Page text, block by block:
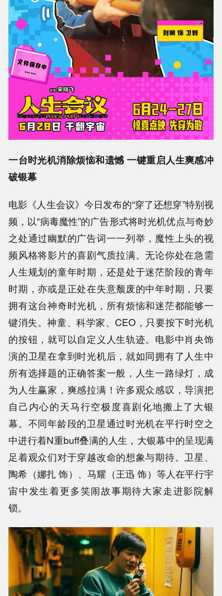
一台时光机消除烦恼和遗憾 一键重启人生爽感冲
破银幕
电影《人生会议》今日发布的“穿了还想穿”特别视
频，以“病毒魔性”的广告形式将时光机优点与奇妙
之处通过幽默的广告词一一列举，魔性上头的视
频风格将影片的喜剧气质拉满。无论你处在急需
人生规划的童年时期，还是处于迷茫阶段的青年
时期，亦或是正处在失意颓废的中年时期，只要
拥有这台神奇时光机，所有烦恼和迷茫都能够一
键消失。神童、科学家、CEO，只要按下时光机
的按钮，就可以自定义人生轨迹。电影中肖央饰
演的卫星在拿到时光机后，就如同拥有了人生中
所有选择题的正确答案一般，人生一路绿灯，成
为人生赢家，爽感拉满！许多观众感叹，导演把
自己内心的天马行空极度喜剧化地搬上了大银
幕。不同年龄段的卫星通过时光机在平行时空之
中进行着N重buff叠满的人生，大银幕中的呈现满
足着观众们对于穿越改命的想象与期待。卫星、
陶希（娜扎 饰）、马耀（王迅 饰）等人在平行宇
宙中发生着更多笑闹故事期待大家走进影院解
锁。